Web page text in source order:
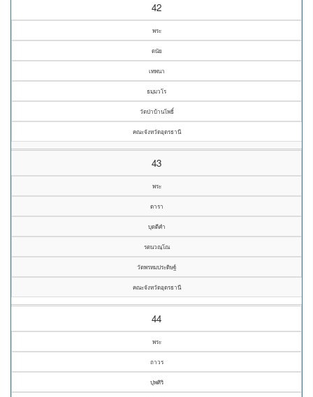
42
พระ
ดนัย
เทพนา
ธมฺมวโร
วัดป่าบ้านโพธิ์
คณะจังหวัดอุดรธานี
43
พระ
ดารา
บุดดีคำ
รตนวณฺโณ
วัดพรหมประดิษฐ์
คณะจังหวัดอุดรธานี
44
พระ
ถาวร
ปุพศิริ